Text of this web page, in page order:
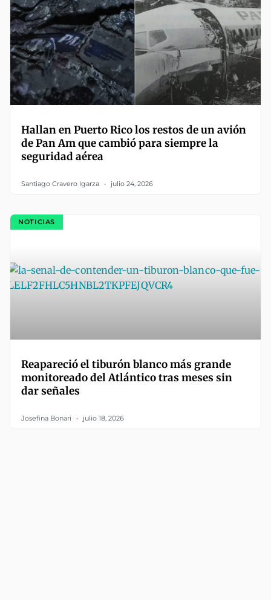
Hallan en Puerto Rico los restos de un avión
de Pan Am que cambió para siempre la
seguridad aérea
Santiago Cravero Igarza julio 24, 2026
NOTICIAS
Reapareció el tiburón blanco más grande
monitoreado del Atlántico tras meses sin
dar señales
Josefina Bonari julio 18, 2026